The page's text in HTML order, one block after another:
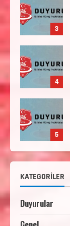
4
5
1
2
KATEGORILER
Duyurular